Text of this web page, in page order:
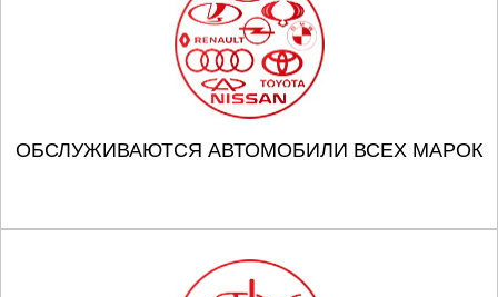
ОБСЛУЖИВАЮТСЯ АВТОМОБИЛИ ВСЕХ МАРОК